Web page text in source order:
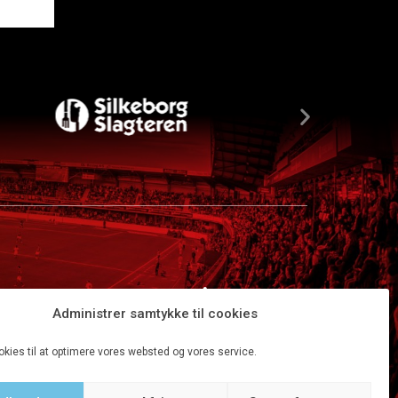
Administrer samtykke til cookies
til at optimere vores websted og vores service.